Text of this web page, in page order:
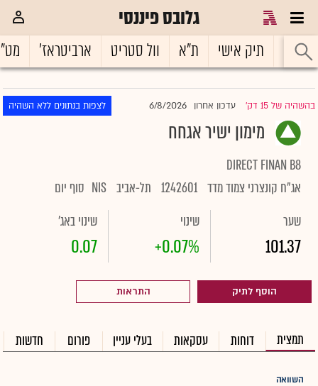
גלובס פיננסי
ראשי תיק אישי ת"א וול סטריט ארביטראז'
בהשהיה של 15 דק' |עדכון אחרון 6/8/2026 לצפות בנתונים ללא השהיה
מימון ישיר אגחח
DIRECT FINAN B8
אג"ח קונצרני צמוד מדד 1242601 תל-אביב NIS סוף יום
שער
101.37
שינוי
+0.07%
שינוי באג'
0.07
הוסף לתיק התראות
תמצית דוחות עסקאות בעלי עניין פורום חדשות
השוואה